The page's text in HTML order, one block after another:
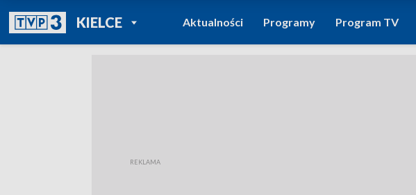
KIELCEPOWRÓT DO
TVP REGIONY
Aktualności Programy Program TV